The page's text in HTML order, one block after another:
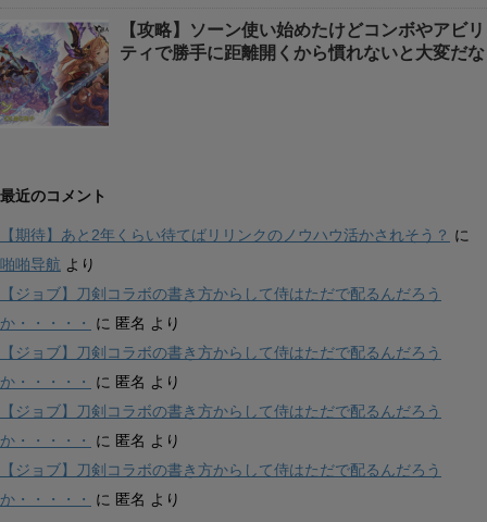
【攻略】ソーン使い始めたけどコンボやアビリ
ティで勝手に距離開くから慣れないと大変だな
最近のコメント
【期待】あと2年くらい待てばリリンクのノウハウ活かされそう？ に
啪啪导航 より
【ジョブ】刀剣コラボの書き方からして侍はただで配るんだろう
か・・・・・
に 匿名 より
【ジョブ】刀剣コラボの書き方からして侍はただで配るんだろう
か・・・・・
に 匿名 より
【ジョブ】刀剣コラボの書き方からして侍はただで配るんだろう
か・・・・・
に 匿名 より
【ジョブ】刀剣コラボの書き方からして侍はただで配るんだろう
か・・・・・
に 匿名 より